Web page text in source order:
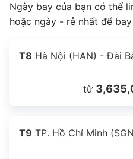
Ngày bay của bạn có thể
hoặc ngày - rẻ nhất để
T8 Hà Nội (HAN) - Đài
từ
T9 TP. Hồ Chí Minh